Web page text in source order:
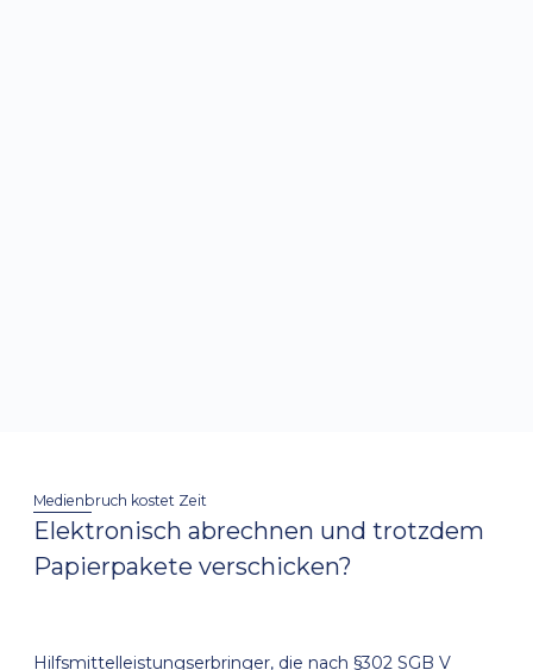
Medienbruch kostet Zeit
Elektronisch abrechnen und trotzdem
Papierpakete verschicken?
Hilfsmittelleistungserbringer, die nach §302 SGB V